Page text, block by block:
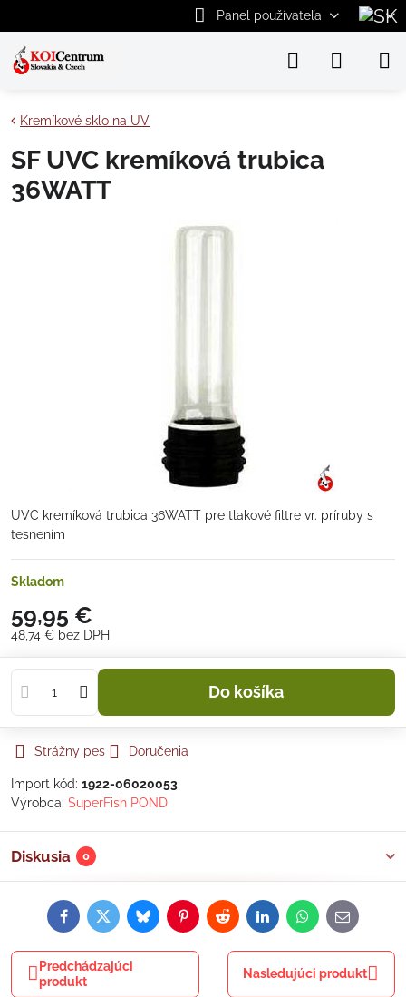
Panel používateľa
Kremíkové sklo na UV
SF UVC kremíková trubica
36WATT
UVC kremíková trubica 36WATT pre tlakové filtre vr. príruby s
tesnením
Skladom
59,95 €
48,74 € bez DPH
Do košíka
Strážny pes Doručenia
Import kód: 1922-06020053
Výrobca: SuperFish POND
Diskusia 0
FacebookTwitterBlueskyPinterestRedditLinkedInWhatsApp
E-
mail
Predchádzajúci
produkt
Nasledujúci produkt